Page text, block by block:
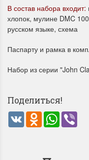
Летние Скидки
честь первого летнего
Анастасия Туманова
1 июня 2024 11:29
В состав набора входит:
хлопок, мулине DMC
русском языке, схема
Паспарту и рамка в
Набор из серии "John
Поделиться!
VK Odnoklassniki
WhatsApp